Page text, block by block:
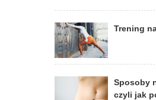
Trening
Sposoby
czyli jak